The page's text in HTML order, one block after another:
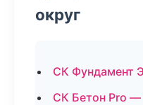
округ
СК Фундамент
СК Бетон Pro —